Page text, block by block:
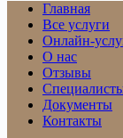
Главная
Все услуги
Онлайн-
О нас
Отзывы
Документы
Контакты